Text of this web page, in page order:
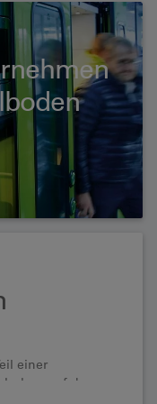
einer
auf der
Leiter ihrer